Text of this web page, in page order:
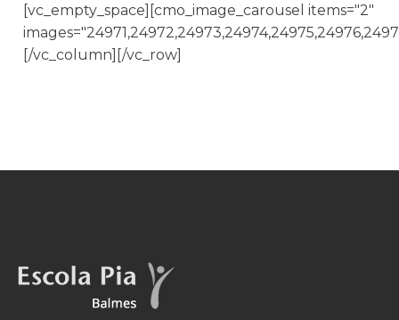
[vc_empty_space][cmo_image_carousel items="2"
[/vc_column][/vc_row]